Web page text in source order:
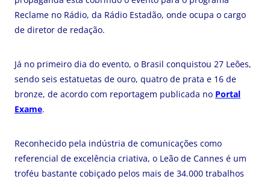
Reclame no Rádio, da Rádio Estadão, onde ocupa o cargo
de diretor de redação.
Já no primeiro dia do evento, o Brasil conquistou 27 Leões,
sendo seis estatuetas de ouro, quatro de prata e 16 de
bronze, de acordo com reportagem publicada no Portal
Exame.
Reconhecido pela indústria de comunicações como
referencial de excelência criativa, o Leão de Cannes é um
troféu bastante cobiçado pelos mais de 34.000 trabalhos